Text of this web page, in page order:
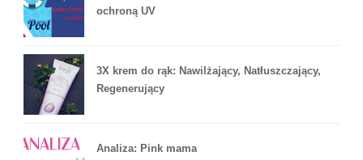
ochroną UV
3X krem do rąk: Nawilżający, Natłuszczający,
Regenerujący
Analiza: Pink mama